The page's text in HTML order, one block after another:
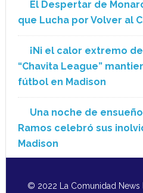
El Despertar de
que Lucha por Volver al
¡Ni el calor extremo
“Chavita League”
fútbol en Madison
Una noche de
Ramos celebró sus
Madison
© 2022 La Comunidad News